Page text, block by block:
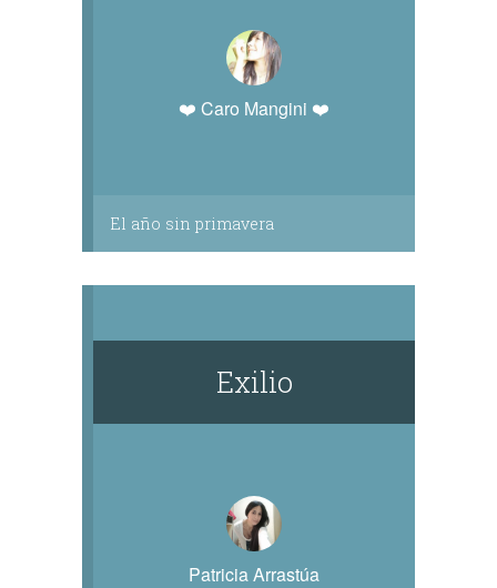
❤️ Caro Mangini ❤️
El año sin primavera
Exilio
Patricia Arrastúa